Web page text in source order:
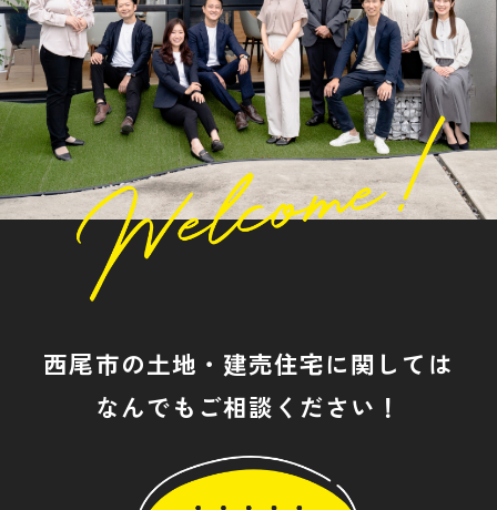
西尾市の土地・建売住宅に関しては
なんでもご相談ください！